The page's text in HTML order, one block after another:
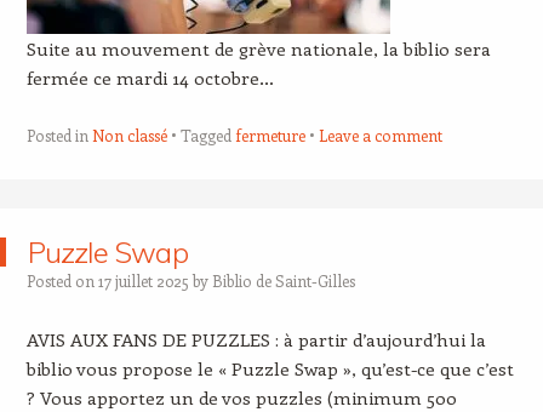
Suite au mouvement de grève nationale, la biblio sera
fermée ce mardi 14 octobre…
Posted in Non classé Tagged fermeture Leave a comment
Puzzle Swap
Posted on 17 juillet 2025 by Biblio de Saint-Gilles
AVIS AUX FANS DE PUZZLES : à partir d’aujourd’hui la
biblio vous propose le « Puzzle Swap », qu’est-ce que c’est
? Vous apportez un de vos puzzles (minimum 500